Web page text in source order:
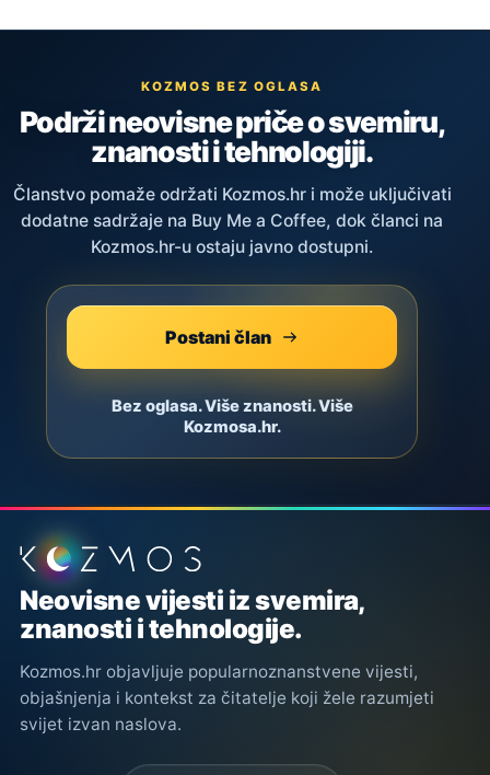
KOZMOS BEZ OGLASA
Podrži neovisne priče o svemiru,
znanosti i tehnologiji.
Članstvo pomaže održati Kozmos.hr i može uključivati
dodatne sadržaje na Buy Me a Coffee, dok članci na
Kozmos.hr-u ostaju javno dostupni.
Postani član
Bez oglasa. Više znanosti. Više
Kozmosa.hr.
Podnožje stranice
Neovisne vijesti iz svemira,
znanosti i tehnologije.
Kozmos.hr objavljuje popularnoznanstvene vijesti,
objašnjenja i kontekst za čitatelje koji žele razumjeti
svijet izvan naslova.